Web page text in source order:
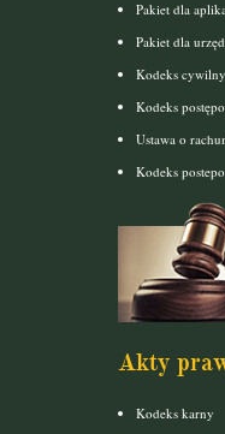
Pakiet dla
Pakiet dla
Kodeks cywilny
Kodeks
Ustawa o
Kodeks
Akty
Kodeks karny